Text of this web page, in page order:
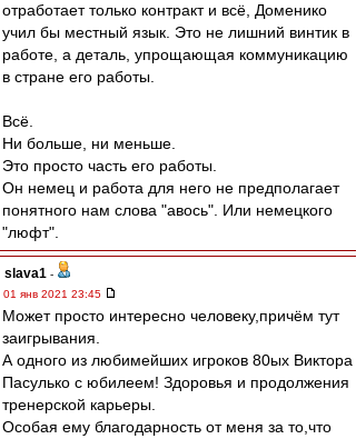
отработает только контракт и всё, Доменико
учил бы местный язык. Это не лишний винтик в
работе, а деталь, упрощающая коммуникацию
в стране его работы.
Всё.
Ни больше, ни меньше.
Это просто часть его работы.
Он немец и работа для него не предполагает
понятного нам слова "авось". Или немецкого
"люфт".
slava1 -
01 янв 2021 23:45
Может просто интересно человеку,причём тут
заигрывания.
А одного из любимейших игроков 80ых Виктора
Пасулько с юбилеем! Здоровья и продолжения
тренерской карьеры.
Особая ему благодарность от меня за то,что